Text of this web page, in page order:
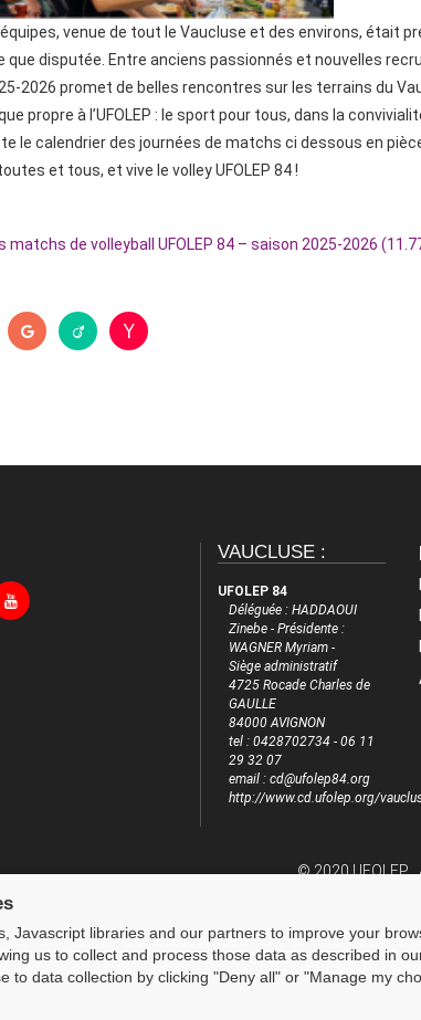
venue de tout le Vaucluse et des environs, était
que disputée. Entre anciens passionnés et nouvelles
2026 promet de belles rencontres sur les terrains du
propre à l’UFOLEP : le sport pour tous, dans la
le calendrier des journées de matchs ci dessous en
et tous, et vive le volley UFOLEP 84 !
matchs de volleyball UFOLEP 84 – saison 2025-2026
VAUCLUSE :
UFOLEP 84
Déléguée : HADDAOUI
Zinebe - Présidente :
WAGNER Myriam -
Siège administratif
4725 Rocade Charles de
GAULLE
84000 AVIGNON
tel : 0428702734 - 06 11
29 32 07
email : cd@ufolep84.org
http://www.cd.ufolep.org/
© 2020 UFOLEP
Javascript libraries and our partners to improve your
us to collect and process those data as described in
to data collection by clicking "Deny all" or "Manage my